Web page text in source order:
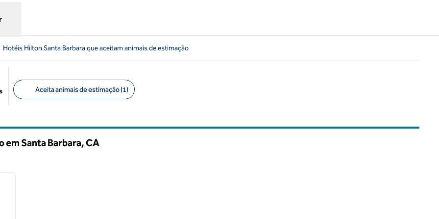
Hotéis Hilton Santa Barbara que aceitam animais de estimação
Aceita animais de estimação (1)
em Santa Barbara,CA
próxima imagem